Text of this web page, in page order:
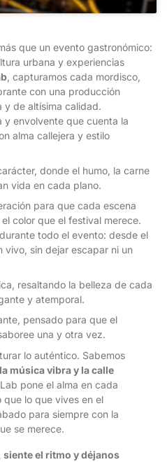
que un evento gastronómico:
urbana y experiencias
, capturamos cada mordisco,
con una producción
y de altísima calidad.
envolvente que cuenta la
alma callejera y estilo
donde el humo, la carne
vida en cada plano.
para que cada escena
color que el festival merece.
todo el evento: desde el
vivo, sin dejar escapar ni un
resaltando la belleza de cada
y atemporal.
pensado para que el
una y otra vez.
lo auténtico. Sabemos
música vibra y la calle
pone el alma en cada
lo que vives en el
para siempre con la
se merece.
siente el ritmo y déjanos